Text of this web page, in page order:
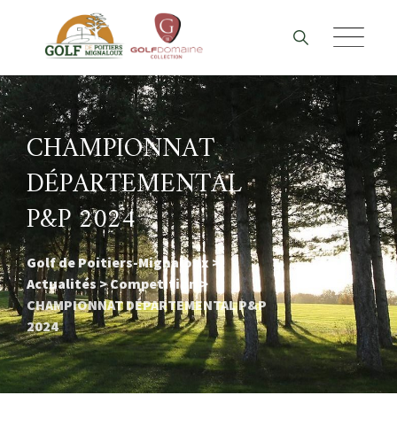
content
CHAMPIONNAT
DÉPARTEMENTAL
P&P 2024
Golf de Poitiers-Mignaloux >
Actualités>Competition >
CHAMPIONNAT DÉPARTEMENTAL P&P
2024